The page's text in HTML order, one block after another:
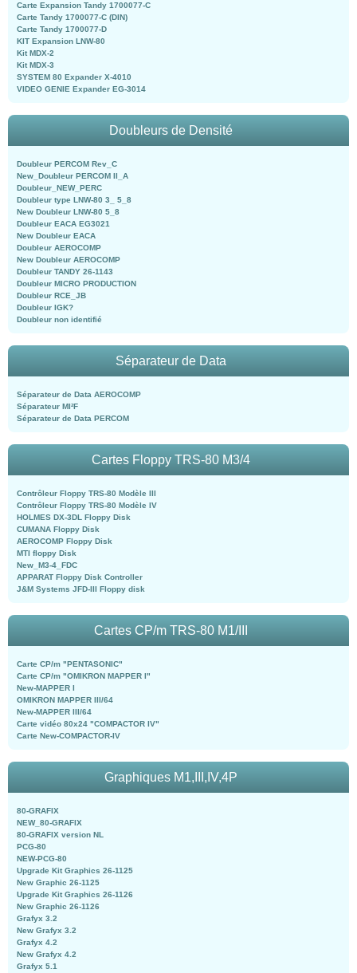
Carte Expansion Tandy 1700077-C
Carte Tandy 1700077-C (DIN)
Carte Tandy 1700077-D
KIT Expansion LNW-80
Kit MDX-2
Kit MDX-3
SYSTEM 80 Expander X-4010
VIDEO GENIE Expander EG-3014
Doubleurs de Densité
Doubleur PERCOM Rev_C
New_Doubleur PERCOM II_A
Doubleur_NEW_PERC
Doubleur type LNW-80 3_ 5_8
New Doubleur LNW-80 5_8
Doubleur EACA EG3021
New Doubleur EACA
Doubleur AEROCOMP
New Doubleur AEROCOMP
Doubleur TANDY 26-1143
Doubleur MICRO PRODUCTION
Doubleur RCE_JB
Doubleur IGK?
Doubleur non identifié
Séparateur de Data
Séparateur de Data AEROCOMP
Séparateur MI²F
Séparateur de Data PERCOM
Cartes Floppy TRS-80 M3/4
Contrôleur Floppy TRS-80 Modèle III
Contrôleur Floppy TRS-80 Modèle IV
HOLMES DX-3DL Floppy Disk
CUMANA Floppy Disk
AEROCOMP Floppy Disk
MTI floppy Disk
New_M3-4_FDC
APPARAT Floppy Disk Controller
J&M Systems JFD-III Floppy disk
Cartes CP/m TRS-80 M1/III
Carte CP/m "PENTASONIC"
Carte CP/m "OMIKRON MAPPER I"
New-MAPPER I
OMIKRON MAPPER III/64
New-MAPPER III/64
Carte vidéo 80x24 "COMPACTOR IV"
Carte New-COMPACTOR-IV
Graphiques M1,III,IV,4P
80-GRAFIX
NEW_80-GRAFIX
80-GRAFIX version NL
PCG-80
NEW-PCG-80
Upgrade Kit Graphics 26-1125
New Graphic 26-1125
Upgrade Kit Graphics 26-1126
New Graphic 26-1126
Grafyx 3.2
New Grafyx 3.2
Grafyx 4.2
New Grafyx 4.2
Grafyx 5.1